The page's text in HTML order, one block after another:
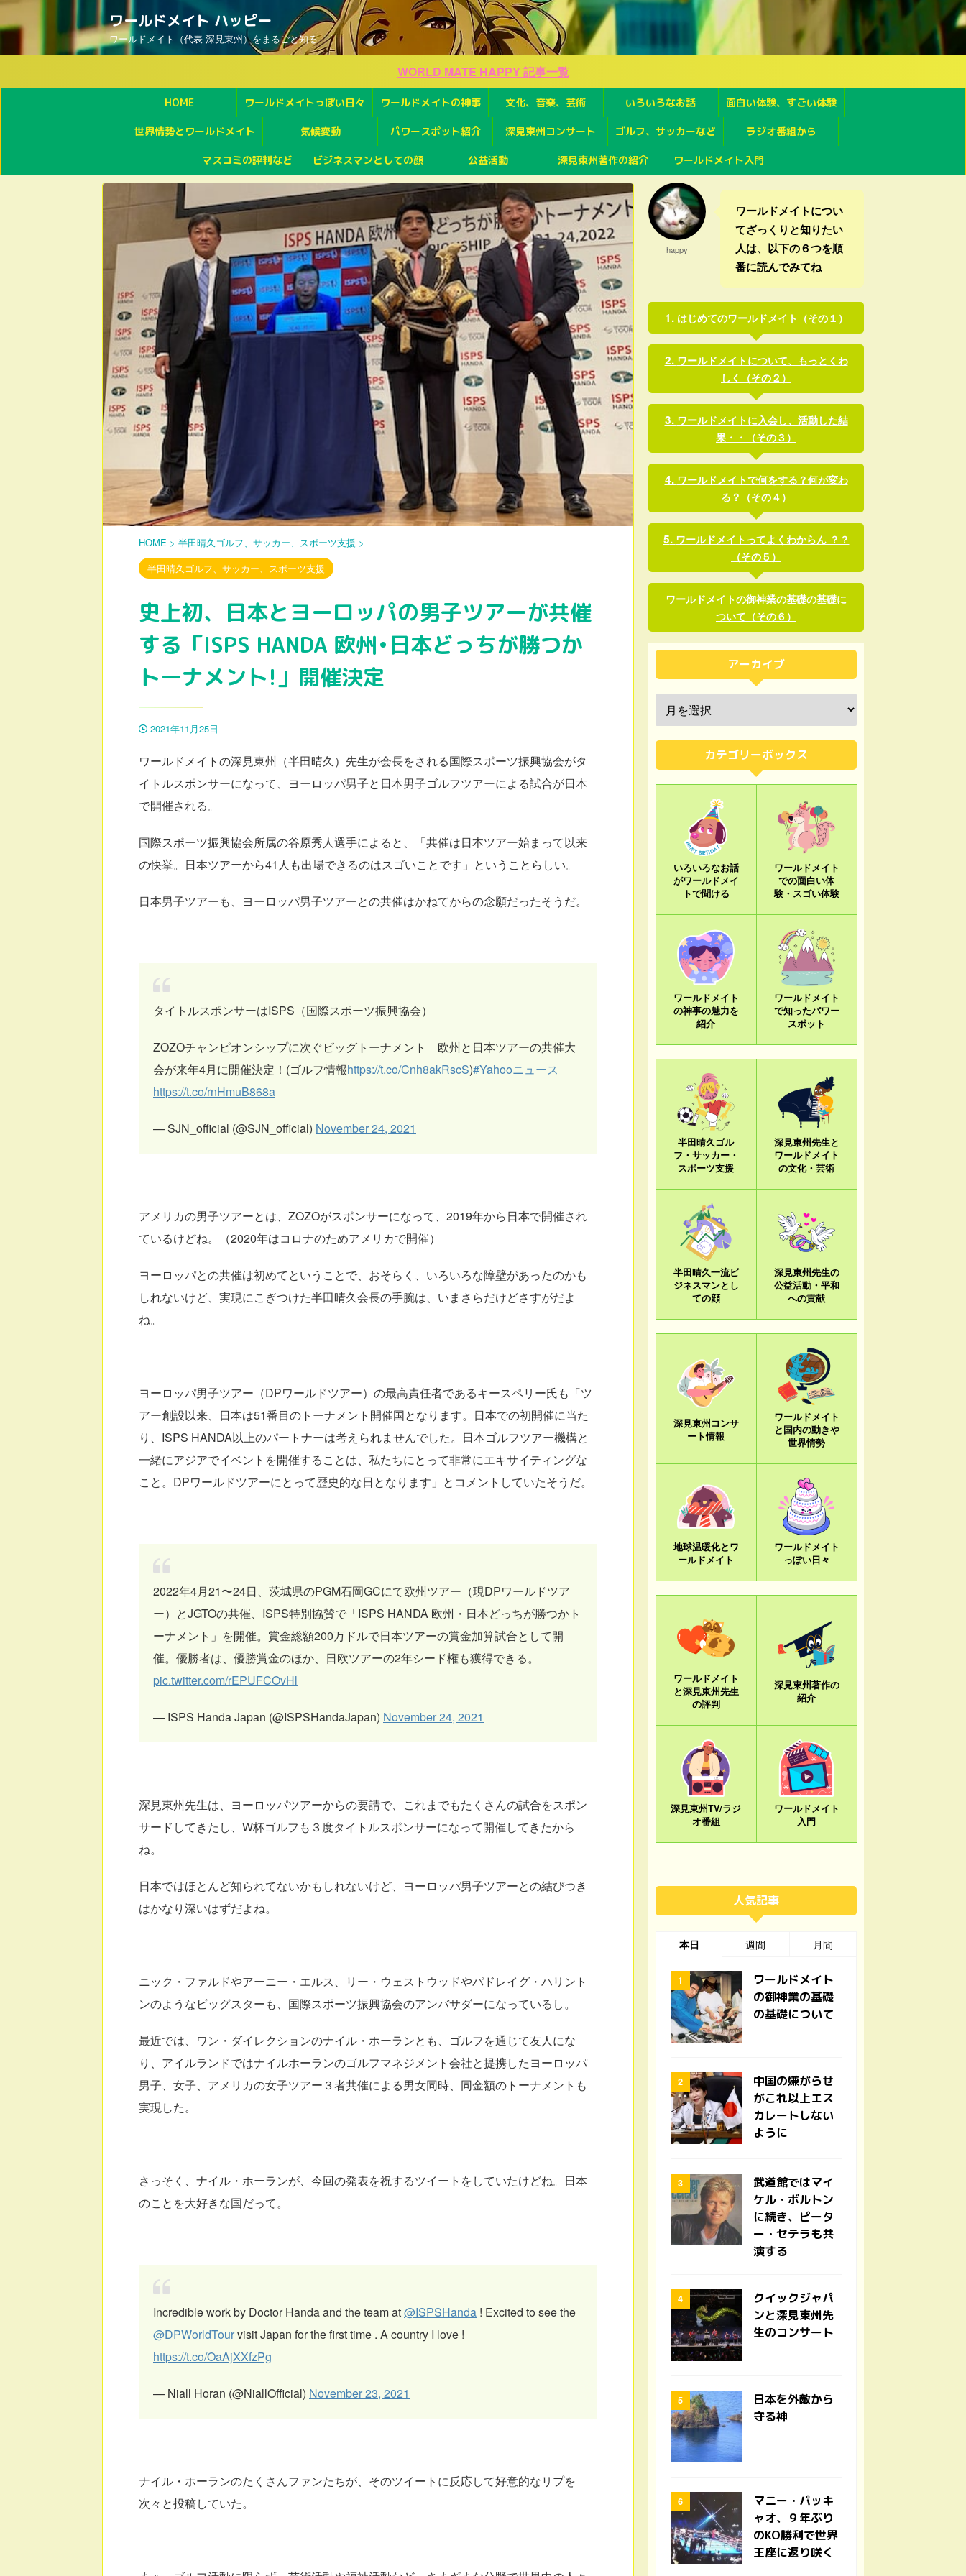
ワールドメイト ハッピー
ワールドメイト（代表 深見東州）をまるごと知る
WORLD MATE HAPPY 記事一覧
HOME ワールドメイトっぽい日々 ワールドメイトの神事 文化、音楽、芸術 いろいろなお話 面白い体験、すごい体験
世界情勢とワールドメイト 気候変動 パワースポット紹介 深見東州コンサート ゴルフ、サッカーなど ラジオ番組から
マスコミの評判など ビジネスマンとしての顔 公益活動 深見東州著作の紹介 ワールドメイト入門
HOME > 半田晴久ゴルフ、サッカー、スポーツ支援 >
半田晴久ゴルフ、サッカー、スポーツ支援
史上初、日本とヨーロッパの男子ツアーが共催
する「ISPS HANDA 欧州•日本どっちが勝つか
トーナメント!」開催決定
2021年11月25日
ワールドメイトの深見東州（半田晴久）先生が会長をされる国際スポーツ振興協会がタ
イトルスポンサーになって、ヨーロッパ男子と日本男子ゴルフツアーによる試合が日本
で開催される。
国際スポーツ振興協会所属の谷原秀人選手によると、「共催は日本ツアー始まって以来
の快挙。日本ツアーから41人も出場できるのはスゴいことです」ということらしい。
日本男子ツアーも、ヨーロッパ男子ツアーとの共催はかねてからの念願だったそうだ。
タイトルスポンサーはISPS（国際スポーツ振興協会）
ZOZOチャンピオンシップに次ぐビッグトーナメント 欧州と日本ツアーの共催大
会が来年4月に開催決定！(ゴルフ情報https://t.co/Cnh8akRscS)#Yahooニュース
https://t.co/rnHmuB868a
— SJN_official (@SJN_official) November 24, 2021
アメリカの男子ツアーとは、ZOZOがスポンサーになって、2019年から日本で開催され
ているけどね。（2020年はコロナのためアメリカで開催）
ヨーロッパとの共催は初めてということで、おそらく、いろいろな障壁があったのかも
しれないけど、実現にこぎつけた半田晴久会長の手腕は、いまさらだけどさすがだよ
ね。
ヨーロッパ男子ツアー（DPワールドツアー）の最高責任者であるキースペリー氏も「ツ
アー創設以来、日本は51番目のトーナメント開催国となります。日本での初開催に当た
り、ISPS HANDA以上のパートナーは考えられませんでした。日本ゴルフツアー機構と
一緒にアジアでイベントを開催することは、私たちにとって非常にエキサイティングな
こと。DPワールドツアーにとって歴史的な日となります」とコメントしていたそうだ。
2022年4月21〜24日、茨城県のPGM石岡GCにて欧州ツアー（現DPワールドツア
ー）とJGTOの共催、ISPS特別協賛で「ISPS HANDA 欧州・日本どっちが勝つかト
ーナメント」を開催。賞金総額200万ドルで日本ツアーの賞金加算試合として開
催。優勝者は、優勝賞金のほか、日欧ツアーの2年シード権も獲得できる。
pic.twitter.com/rEPUFCOvHl
— ISPS Handa Japan (@ISPSHandaJapan) November 24, 2021
深見東州先生は、ヨーロッパツアーからの要請で、これまでもたくさんの試合をスポン
サードしてきたし、W杯ゴルフも３度タイトルスポンサーになって開催してきたから
ね。
日本ではほとんど知られてないかもしれないけど、ヨーロッパ男子ツアーとの結びつき
はかなり深いはずだよね。
ニック・ファルドやアーニー・エルス、リー・ウェストウッドやパドレイグ・ハリント
ンのようなビッグスターも、国際スポーツ振興協会のアンバサダーになっているし。
最近では、ワン・ダイレクションのナイル・ホーランとも、ゴルフを通じて友人にな
り、アイルランドではナイルホーランのゴルフマネジメント会社と提携したヨーロッパ
男子、女子、アメリカの女子ツアー３者共催による男女同時、同金額のトーナメントも
実現した。
さっそく、ナイル・ホーランが、今回の発表を祝するツイートをしていたけどね。日本
のことを大好きな国だって。
Incredible work by Doctor Handa and the team at@ISPSHanda ! Excited to see the
@DPWorldTourvisit Japan for the first time . A country I love !
https://t.co/OaAjXXfzPg
— Niall Horan (@NiallOfficial) November 23, 2021
ナイル・ホーランのたくさんファンたちが、そのツイートに反応して好意的なリプを
次々と投稿していた。
happy
ワールドメイトについ
てざっくりと知りたい
人は、以下の６つを順
番に読んでみてね
はじめてのワールドメイト（その１）
ワールドメイトについて、もっとくわ
しく（その２）
ワールドメイトに入会し、活動した結
果・・（その３）
ワールドメイトで何をする？何が変わ
る？（その４）
ワールドメイトってよくわからん ？？
（その５）
ワールドメイトの御神業の基礎の基礎に
ついて（その６）
アーカイブ
カテゴリーボックス
いろいろなお話
がワールドメイ
トで聞ける
ワールドメイト
での面白い体
験・スゴい体験
ワールドメイト
の神事の魅力を
紹介
ワールドメイト
で知ったパワー
スポット
半田晴久ゴル
フ・サッカー・
スポーツ支援
深見東州先生と
ワールドメイト
の文化・芸術
半田晴久一流ビ
ジネスマンとし
ての顔
深見東州先生の
公益活動・平和
への貢献
深見東州コンサ
ート情報
ワールドメイト
と国内の動きや
世界情勢
地球温暖化とワ
ールドメイト
ワールドメイト
っぽい日々
ワールドメイト
と深見東州先生
の評判
深見東州著作の
紹介
深見東州TV/ラジ
オ番組
ワールドメイト
入門
人気記事
本日 週間 月間
ワールドメイト
の御神業の基礎
の基礎について
中国の嫌がらせ
がこれ以上エス
カレートしない
ように
武道館ではマイ
ケル・ボルトン
に続き、ピータ
ー・セテラも共
演する
クイックジャパ
ンと深見東州先
生のコンサート
日本を外敵から
守る神
マニー・パッキ
ャオ、９年ぶり
のKO勝利で世界
王座に返り咲く